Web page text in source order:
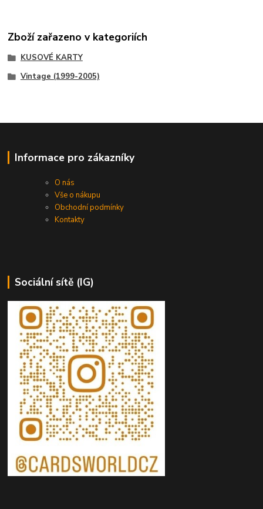
Zboží zařazeno v kategoriích
KUSOVÉ KARTY
Vintage (1999-2005)
Informace pro zákazníky
O nás
Vše o nákupu
Obchodní podmínky
Kontakty
Sociální sítě (IG)